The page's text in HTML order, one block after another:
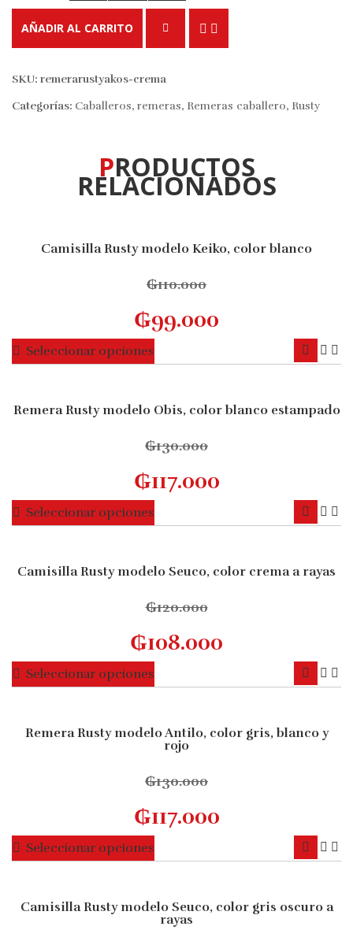
AÑADIR AL CARRITO
SKU: remerarustyakos-crema
Categorías: Caballeros, remeras, Remeras caballero, Rusty
PRODUCTOS
RELACIONADOS
10% OFFCamisilla Rusty modelo Keiko, color blanco
₲110.000
₲99.000
Seleccionar opciones
producto
múltiples
Las
se
pueden
página
producto
10% OFF
Remera Rusty modelo Obis, color blanco estampado
₲130.000
₲117.000
Seleccionar opciones
producto
múltiples
Las
se
pueden
página
de
10% OFF
Camisilla Rusty modelo Seuco, color crema a rayas
₲120.000
₲108.000
Seleccionar opciones
producto
múltiples
variantes.
opciones
pueden
elegir
en
de
10% OFF
Remera Rusty modelo Antilo, color gris, blanco y
rojo
₲130.000
₲117.000
Seleccionar opciones
producto
múltiples
variantes.
10% OFF
Camisilla Rusty modelo Seuco, color gris oscuro a
rayas